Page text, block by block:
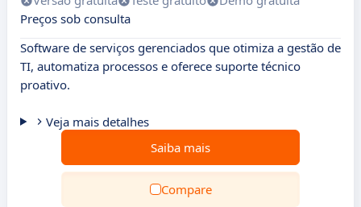
Preços sob consulta
Software de serviços gerenciados que otimiza a gestão de
TI, automatiza processos e oferece suporte técnico
proativo.
Veja mais detalhes
Saiba mais
Compare